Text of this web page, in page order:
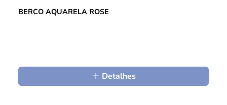
BERCO AQUARELA ROSE
Detalhes